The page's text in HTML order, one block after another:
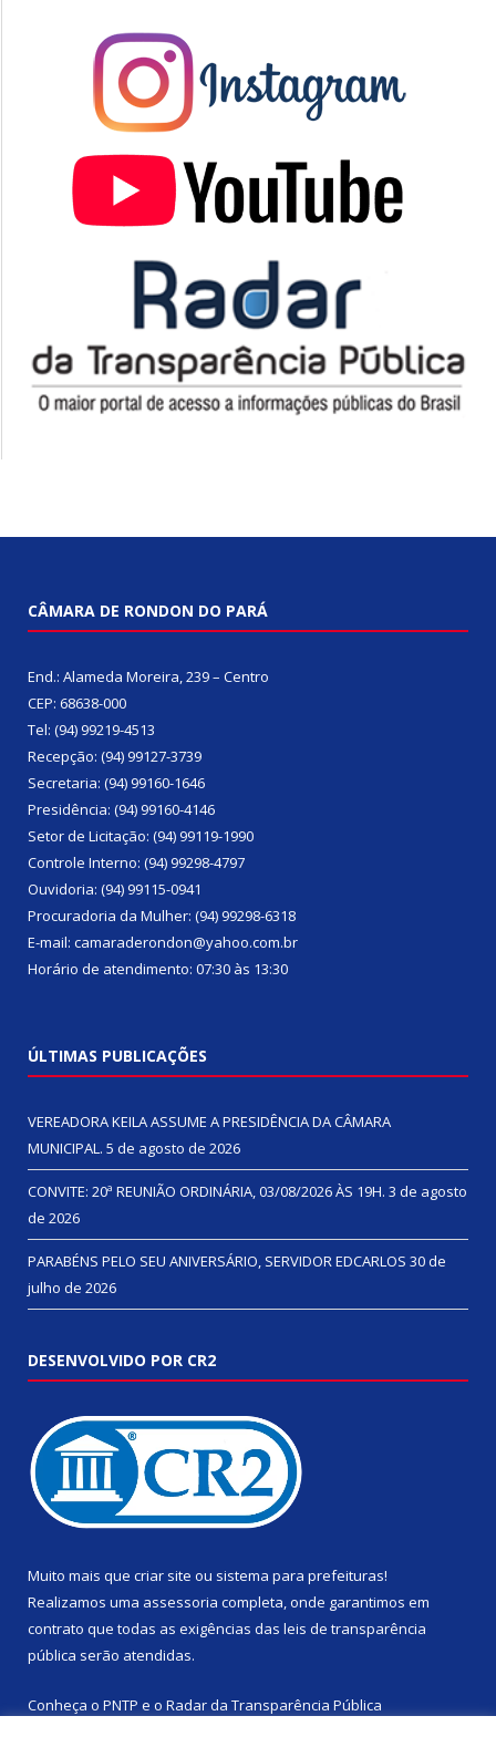
CÂMARA DE RONDON DO PARÁ
End.: Alameda Moreira, 239 – Centro
CEP: 68638-000
Tel: (94) 99219-4513
Recepção: (94) 99127-3739
Secretaria: (94) 99160-1646
Presidência: (94) 99160-4146
Setor de Licitação: (94) 99119-1990
Controle Interno: (94) 99298-4797
Ouvidoria: (94) 99115-0941
Procuradoria da Mulher: (94) 99298-6318
E-mail: camaraderondon@yahoo.com.br
Horário de atendimento: 07:30 às 13:30
ÚLTIMAS PUBLICAÇÕES
VEREADORA KEILA ASSUME A PRESIDÊNCIA DA CÂMARA
MUNICIPAL. 5 de agosto de 2026
CONVITE: 20ª REUNIÃO ORDINÁRIA, 03/08/2026 ÀS 19H. 3 de agosto
de 2026
PARABÉNS PELO SEU ANIVERSÁRIO, SERVIDOR EDCARLOS 30 de
julho de 2026
DESENVOLVIDO POR CR2
Muito mais que criar site ou sistema para prefeituras!
Realizamos uma assessoria completa, onde garantimos em
contrato que todas as exigências das leis de transparência
pública serão atendidas.
Conheça o PNTP e o Radar da Transparência Pública